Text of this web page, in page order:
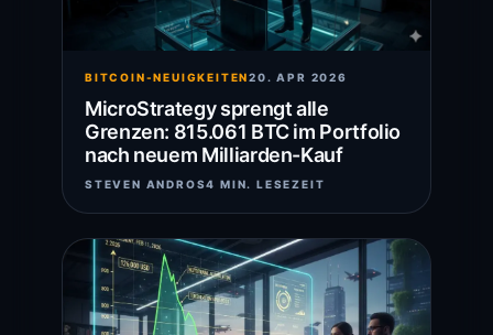
BITCOIN-NEUIGKEITEN20. APR 2026
MicroStrategy sprengt alle
Grenzen: 815.061 BTC im Portfolio
nach neuem Milliarden-Kauf
STEVEN ANDROS4 MIN. LESEZEIT